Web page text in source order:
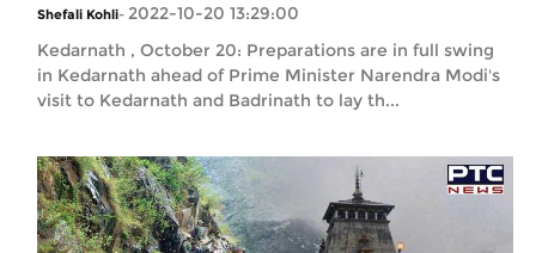
Shefali Kohli- 2022-10-20 13:29:00
Kedarnath , October 20: Preparations are in full swing
in Kedarnath ahead of Prime Minister Narendra Modi's
visit to Kedarnath and Badrinath to lay th...